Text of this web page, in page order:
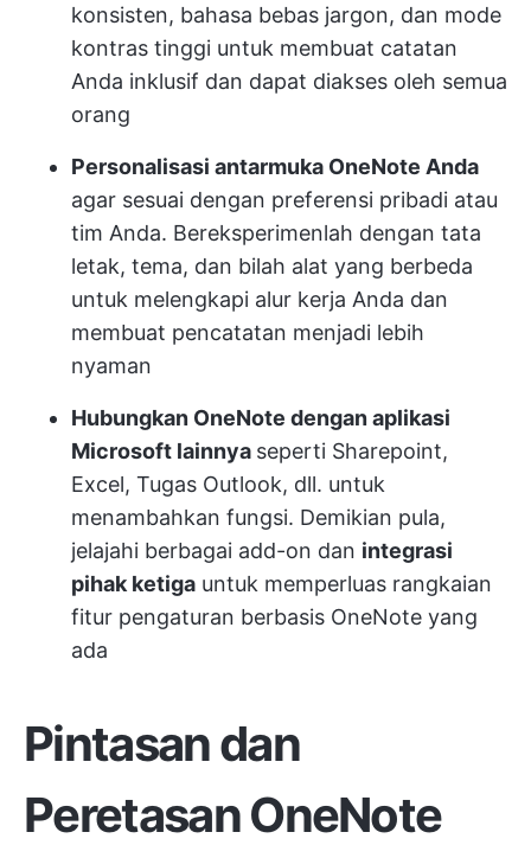
konsisten, bahasa bebas jargon, dan mode
kontras tinggi untuk membuat catatan
Anda inklusif dan dapat diakses oleh semua
orang
Personalisasi antarmuka OneNote Anda
agar sesuai dengan preferensi pribadi atau
tim Anda. Bereksperimenlah dengan tata
letak, tema, dan bilah alat yang berbeda
untuk melengkapi alur kerja Anda dan
membuat pencatatan menjadi lebih
nyaman
Hubungkan OneNote dengan aplikasi
Microsoft lainnya seperti Sharepoint,
Excel, Tugas Outlook, dll. untuk
menambahkan fungsi. Demikian pula,
jelajahi berbagai add-on dan integrasi
pihak ketiga untuk memperluas rangkaian
fitur pengaturan berbasis OneNote yang
ada
Pintasan dan
Peretasan OneNote